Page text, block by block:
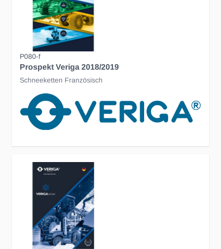
P080-f
Prospekt Veriga 2018/2019
Schneeketten Französisch